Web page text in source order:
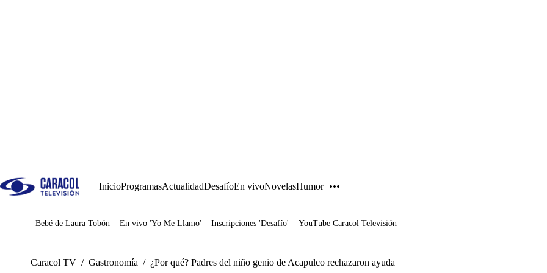
InicioProgramasActualidadDesafíoEn vivoNovelasHumor
Juegos
Bebé de Laura Tobón En vivo 'Yo Me Llamo' Inscripciones 'Desafío' YouTube Caracol Televisión
Caracol TV / Gastronomía / ¿Por qué? Padres del niño genio de Acapulco rechazaron ayuda